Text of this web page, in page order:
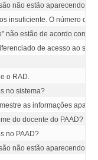
não estão aparecendo.
insuficiente. O número de
não estão de acordo com o
de acesso ao
o RAD.
no sistema?
as informações
do docente do PAAD?
no PAAD?
não estão aparecendo.